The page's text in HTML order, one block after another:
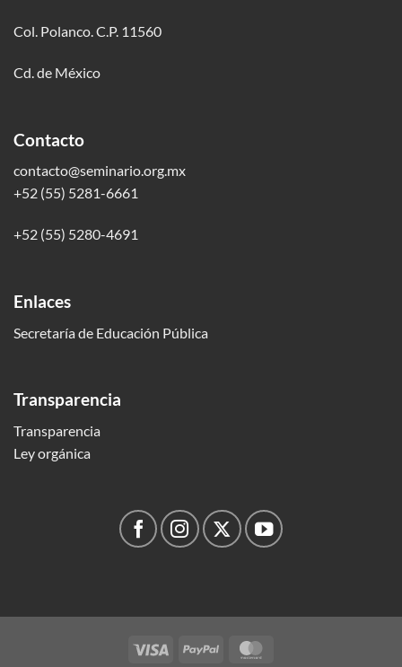
Col. Polanco. C.P. 11560
Cd. de México
Contacto
contacto@seminario.org.mx
+52 (55) 5281-6661
+52 (55) 5280-4691
Enlaces
Secretaría de Educación Pública
Transparencia
Transparencia
Ley orgánica